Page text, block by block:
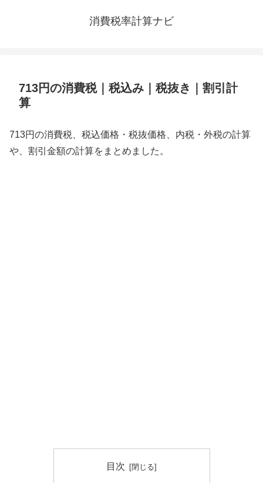
消費税率計算ナビ
713円の消費税｜税込み｜税抜き｜割引計
算
713円の消費税、税込価格・税抜価格、内税・外税の計算
や、割引金額の計算をまとめました。
目次